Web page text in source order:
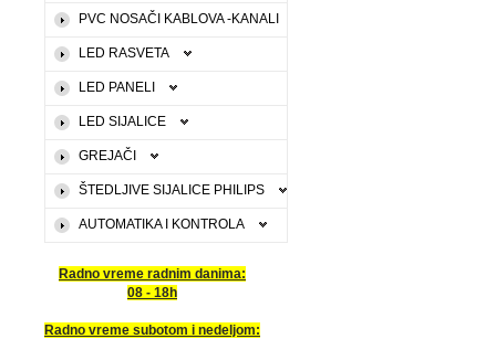
PVC NOSAČI KABLOVA -KANALI
LED RASVETA
LED PANELI
LED SIJALICE
GREJAČI
ŠTEDLJIVE SIJALICE PHILIPS
AUTOMATIKA I KONTROLA
Radno vreme radnim danima:
08 - 18h
Radno vreme subotom i nedeljom: